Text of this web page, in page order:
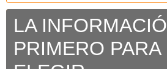
LA
PRIMERO PARA